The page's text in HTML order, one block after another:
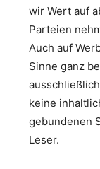
wir Wert auf
Parteien
Auch auf
Sinne ganz
keine
gebundenen
Leser.